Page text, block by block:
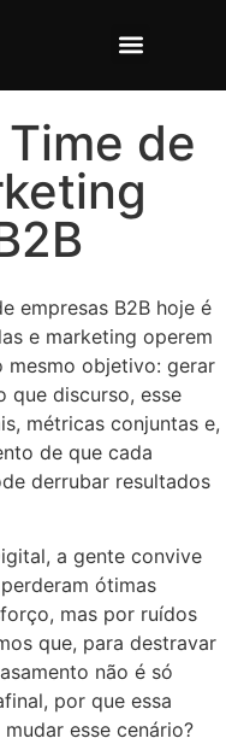
de
empresas B2B hoje é
e marketing operem
mesmo objetivo: gerar
que discurso, esse
métricas conjuntas e,
de que cada
derrubar resultados
a gente convive
ótimas
mas por ruídos
que, para destravar
não é só
por que essa
esse cenário?